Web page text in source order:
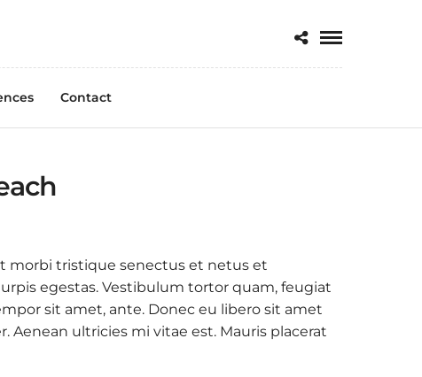
Contact
morbi tristique senectus et netus et
egestas. Vestibulum tortor quam, feugiat
sit amet, ante. Donec eu libero sit amet
Aenean ultricies mi vitae est. Mauris placerat